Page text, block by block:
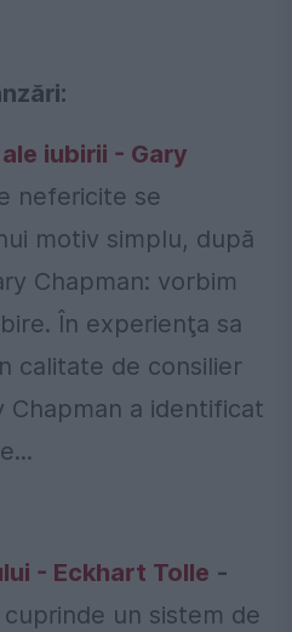
iubirii - Gary
nefericite se
motiv simplu, după
Chapman: vorbim
În experienţa sa
calitate de consilier
Chapman a identificat
- Eckhart Tolle -
un sistem de